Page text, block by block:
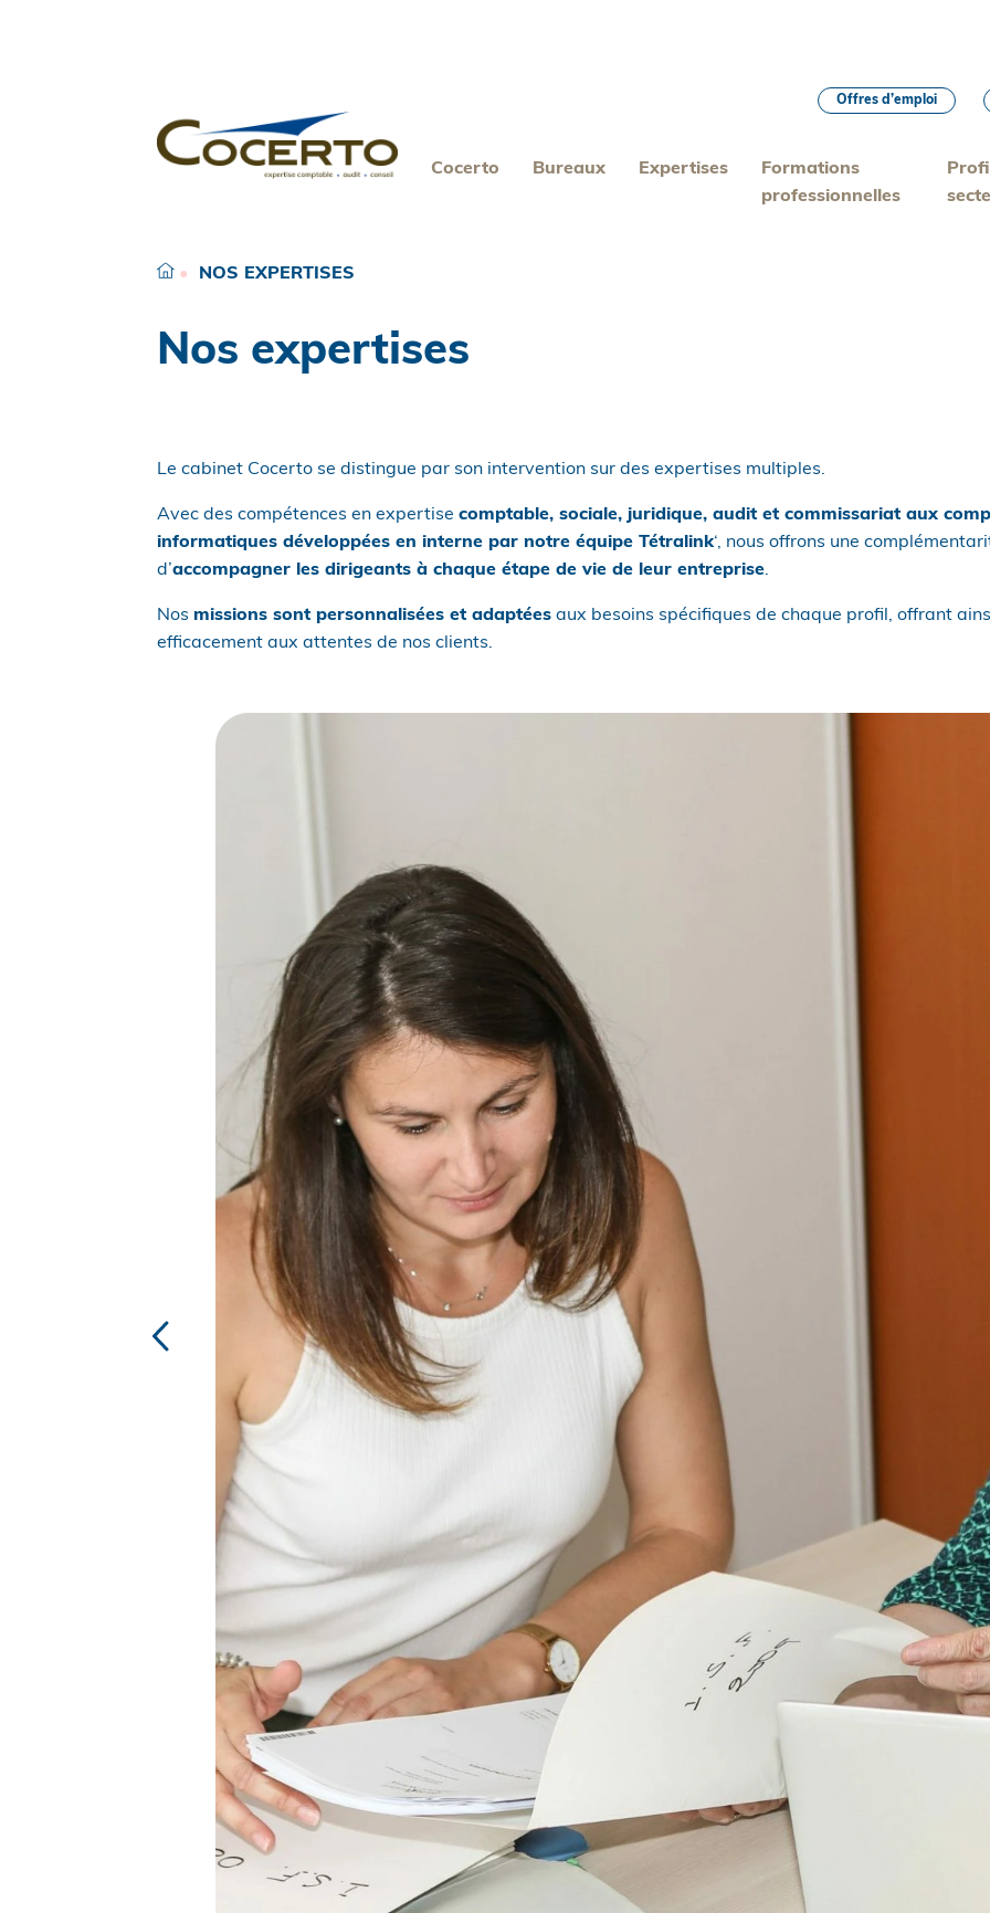
Cocerto Bureaux Expertises
Formations
professionnelles
Offres d’emploi
• NOS EXPERTISES
Nos expertises
Le cabinet Cocerto se distingue par son intervention sur des expertises multiples.
Avec des compétences en expertise comptable, sociale, juridique, audit et commissariat aux
informatiques développées en interne par notre équipe Tétralink‘, nous offrons une
d’accompagner les dirigeants à chaque étape de vie de leur entreprise.
Nos missions sont personnalisées et adaptées aux besoins spécifiques de chaque profil, offrant
efficacement aux attentes de nos clients.